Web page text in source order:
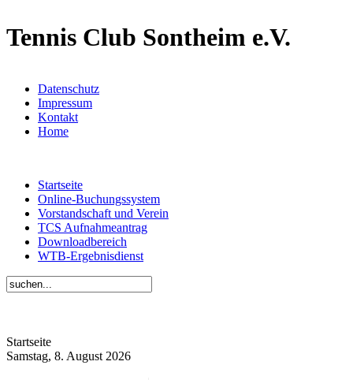
Tennis Club Sontheim e.V.
Datenschutz
Impressum
Kontakt
Home
Startseite
Online-Buchungssystem
Vorstandschaft und Verein
TCS Aufnahmeantrag
Downloadbereich
WTB-Ergebnisdienst
Startseite
Samstag, 8. August 2026